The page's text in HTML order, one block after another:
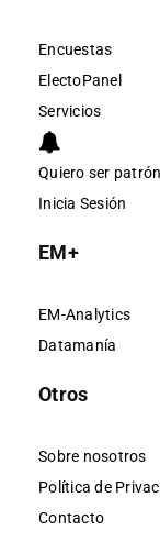
Encuestas
ElectoPanel
Servicios
Quiero ser patrón
Inicia Sesión
EM+
EM-Analytics
Datamanía
Otros
Sobre nosotros
Política de
Contacto